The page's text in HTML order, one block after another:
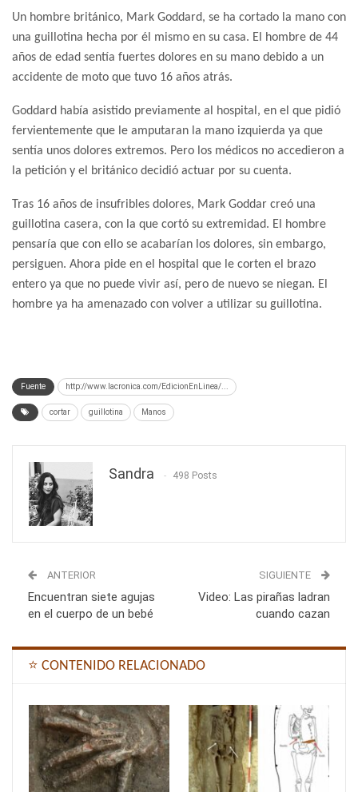
Un hombre británico, Mark Goddard, se ha cortado la mano con
una guillotina hecha por él mismo en su casa. El hombre de 44
años de edad sentía fuertes dolores en su mano debido a un
accidente de moto que tuvo 16 años atrás.
Goddard había asistido previamente al hospital, en el que pidió
fervientemente que le amputaran la mano izquierda ya que
sentía unos dolores extremos. Pero los médicos no accedieron a
la petición y el británico decidió actuar por su cuenta.
Tras 16 años de insufribles dolores, Mark Goddar creó una
guillotina casera, con la que cortó su extremidad. El hombre
pensaría que con ello se acabarían los dolores, sin embargo,
persiguen. Ahora pide en el hospital que le corten el brazo
entero ya que no puede vivir así, pero de nuevo se niegan. El
hombre ya ha amenazado con volver a utilizar su guillotina.
Fuente http://www.lacronica.com/EdicionEnLinea/...
cortar guillotina Manos
Sandra 498 Posts
ANTERIOR
Encuentran siete agujas
en el cuerpo de un bebé
SIGUIENTE
Video: Las pirañas ladran
cuando cazan
⭐ CONTENIDO RELACIONADO